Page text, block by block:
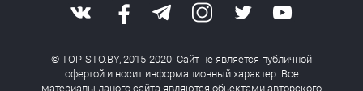
© TOP-STO.BY, 2015-2020. Сайт не является публичной
офертой и носит информационный характер. Все
материалы даного сайта являются обьектами авторского